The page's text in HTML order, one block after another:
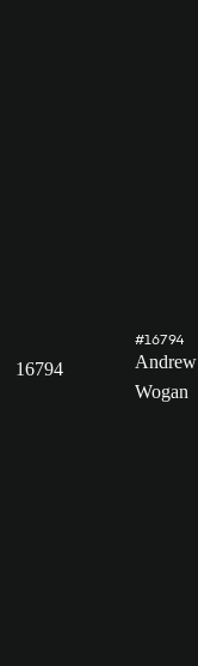
16794
#16794
Andrew
Wogan